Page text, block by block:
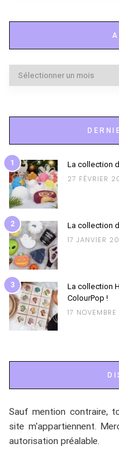
Archives
1 La collection
27 FÉVRIER
2 La collection
17 JANVIER
3
La collection
ColourPop !
17
Sauf mention contraire,
site m'appartiennent.
autorisation préalable.